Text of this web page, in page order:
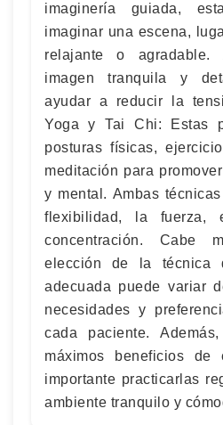
imaginería guiada,
imaginar una escena,
relajante o agradable.
imagen tranquila y
ayudar a reducir la
Yoga y Tai Chi: Estas
posturas físicas,
meditación para
y mental. Ambas
flexibilidad, la
concentración. Cabe
elección de la técnica
adecuada puede variar
necesidades y
cada paciente.
máximos beneficios de
importante practicarlas
ambiente tranquilo y